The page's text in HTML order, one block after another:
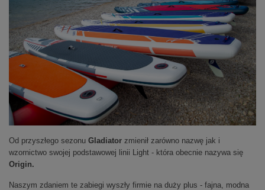
Od przyszłego sezonu Gladiator zmienił zarówno nazwę jak i
wzornictwo swojej podstawowej linii Light - która obecnie nazywa się
Origin.
Naszym zdaniem te zabiegi wyszły firmie na duży plus - fajna, modna